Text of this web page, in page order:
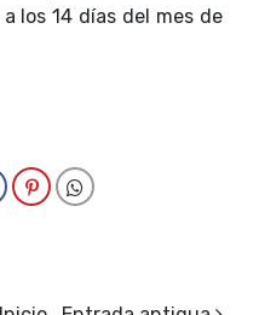
los 14 días del mes de